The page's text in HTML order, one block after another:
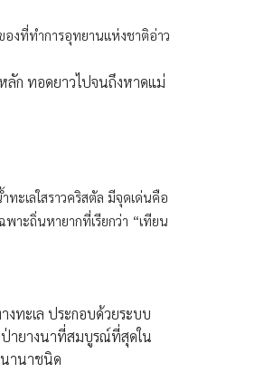
งที่ทำการอุทยานแห่งชาติอ่าว
ก ทอดยาวไปจนถึงหาดแม่
ะเลใสราวคริสตัล มีจุดเด่นคือ
าะถิ่นหายากที่เรียกว่า “เทียน
ทะเล ประกอบด้วยระบบ
ายางนาที่สมบูรณ์ที่สุดใน
านาชนิด